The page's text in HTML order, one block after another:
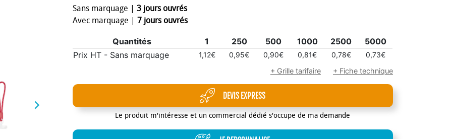

Sans marquage | 3 jours ouvrés
Avec marquage | 7 jours ouvrés
Quantités 1 250 500 1000 2500
5000
Prix HT - Sans marquage
1,12€ 0,95€ 0,90€ 0,81€ 0,78€
0,73€
+ Grille tarifaire
+ Fiche technique
DEVIS EXPRESS
Le produit m'intéresse et un commercial dédié s'occupe de ma demande